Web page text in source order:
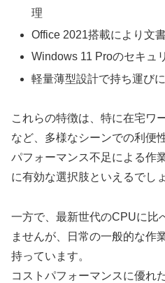
理
Office 2021搭載により文
Windows 11 Proのセキュ
軽量薄型設計で持ち運び
これらの特徴は、特に在宅ワ
など、多様なシーンでの利便
パフォーマンス不足による作
に有効な選択肢といえるでしょ
一方で、最新世代のCPUに比
ませんが、日常の一般的な作
持っています。
コストパフォーマンスに優れ